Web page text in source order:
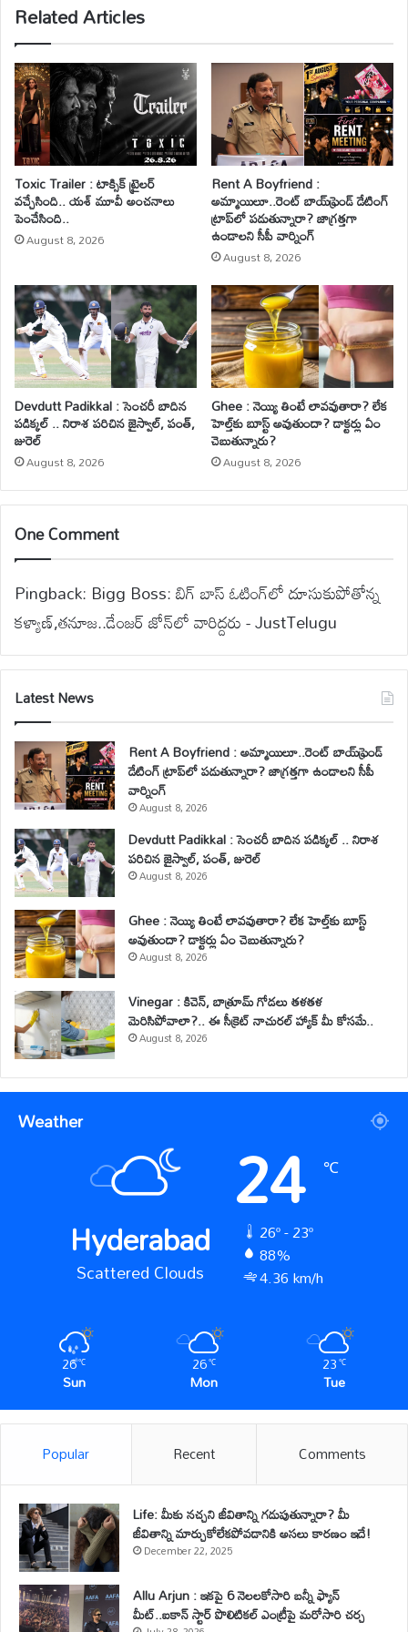
Related Articles
Toxic Trailer : టాక్సిక్ ట్రైలర్
వచ్చేసింది.. యశ్ మూవీ అంచనాలు
పెంచేసింది..
August 8, 2026
Rent A Boyfriend :
అమ్మాయిలూ..రెంట్ బాయ్‌ఫ్రెండ్ డేటింగ్
ట్రాప్‌లో పడుతున్నారా? జాగ్రత్తగా
ఉండాలని సీపీ వార్నింగ్
August 8, 2026
Devdutt Padikkal : సెంచరీ బాదిన
పడిక్కల్ .. నిరాశ పరిచిన జైస్వాల్, పంత్,
జురెల్
August 8, 2026
Ghee : నెయ్యి తింటే లావవుతారా? లేక
హెల్త్‌కు బూస్ట్ అవుతుందా? డాక్టర్లు ఏం
చెబుతున్నారు?
August 8, 2026
One Comment
Pingback: Bigg Boss: బిగ్ బాస్‌ ఓటింగ్‌లో దూసుకుపోతోన్న
కళ్యాణ్,తనూజ..డేంజర్ జోన్‌లో వారిద్దరు - JustTelugu
Latest News
Rent A Boyfriend : అమ్మాయిలూ..రెంట్ బాయ్‌ఫ్రెండ్
డేటింగ్ ట్రాప్‌లో పడుతున్నారా? జాగ్రత్తగా ఉండాలని సీపీ
వార్నింగ్
August 8, 2026
Devdutt Padikkal : సెంచరీ బాదిన పడిక్కల్ .. నిరాశ
పరిచిన జైస్వాల్, పంత్, జురెల్
August 8, 2026
Ghee : నెయ్యి తింటే లావవుతారా? లేక హెల్త్‌కు బూస్ట్
అవుతుందా? డాక్టర్లు ఏం చెబుతున్నారు?
August 8, 2026
Vinegar : కిచెన్, బాత్రూమ్ గోడలు తళతళ
మెరిసిపోవాలా?.. ఈ సీక్రెట్ నాచురల్ హ్యాక్ మీ కోసమే..
August 8, 2026
Weather
Hyderabad
Scattered Clouds
24 ℃
26º - 23º
88%
4.36 km/h
26℃
Sun
26℃
Mon
23℃
Tue
Popular Recent Comments
Life: మీకు నచ్చని జీవితాన్ని గడుపుతున్నారా? మీ
జీవితాన్ని మార్చుకోలేకపోవడానికి అసలు కారణం ఇదే!
December 22, 2025
Allu Arjun : ఇకపై 6 నెలలకోసారి బన్నీ ఫ్యాన్
మీట్..ఐకాన్ స్టార్ పొలిటికల్ ఎంట్రీపై మరోసారి చర్చ